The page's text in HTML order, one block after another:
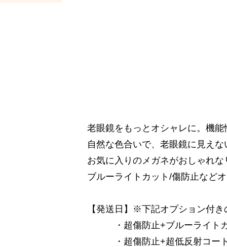
老眼鏡をもっとオシャレに。機
自然な色合いで、老眼鏡に見え
お気に入りのメガネがおしゃれ
ブルーライトカット/傷防止など
【発送日】※下記オプション付
・超傷防止+ブルーライト
・超傷防止+超低反射コー